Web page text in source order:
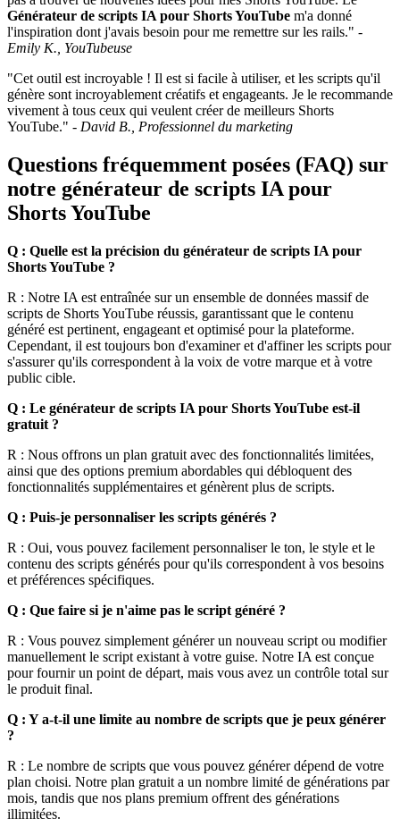
Générateur de scripts IA pour Shorts YouTube m'a donné
l'inspiration dont j'avais besoin pour me remettre sur les rails." -
Emily K., YouTubeuse
"Cet outil est incroyable ! Il est si facile à utiliser, et les scripts qu'il
génère sont incroyablement créatifs et engageants. Je le recommande
vivement à tous ceux qui veulent créer de meilleurs Shorts
YouTube." - David B., Professionnel du marketing
Questions fréquemment posées (FAQ) sur
notre générateur de scripts IA pour
Shorts YouTube
Q : Quelle est la précision du générateur de scripts IA pour
Shorts YouTube ?
R : Notre IA est entraînée sur un ensemble de données massif de
scripts de Shorts YouTube réussis, garantissant que le contenu
généré est pertinent, engageant et optimisé pour la plateforme.
Cependant, il est toujours bon d'examiner et d'affiner les scripts pour
s'assurer qu'ils correspondent à la voix de votre marque et à votre
public cible.
Q : Le générateur de scripts IA pour Shorts YouTube est-il
gratuit ?
R : Nous offrons un plan gratuit avec des fonctionnalités limitées,
ainsi que des options premium abordables qui débloquent des
fonctionnalités supplémentaires et génèrent plus de scripts.
Q : Puis-je personnaliser les scripts générés ?
R : Oui, vous pouvez facilement personnaliser le ton, le style et le
contenu des scripts générés pour qu'ils correspondent à vos besoins
et préférences spécifiques.
Q : Que faire si je n'aime pas le script généré ?
R : Vous pouvez simplement générer un nouveau script ou modifier
manuellement le script existant à votre guise. Notre IA est conçue
pour fournir un point de départ, mais vous avez un contrôle total sur
le produit final.
Q : Y a-t-il une limite au nombre de scripts que je peux générer
?
R : Le nombre de scripts que vous pouvez générer dépend de votre
plan choisi. Notre plan gratuit a un nombre limité de générations par
mois, tandis que nos plans premium offrent des générations
illimitées.